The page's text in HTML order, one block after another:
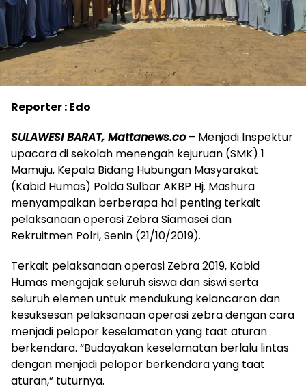
Reporter : Edo
SULAWESI BARAT, Mattanews.co– Menjadi Inspektur
upacara di sekolah menengah kejuruan (SMK) 1
Mamuju, Kepala Bidang Hubungan Masyarakat
(Kabid Humas) Polda Sulbar AKBP Hj. Mashura
menyampaikan berberapa hal penting terkait
pelaksanaan operasi Zebra Siamasei dan
Rekruitmen Polri, Senin (21/10/2019).
Terkait pelaksanaan operasi Zebra 2019, Kabid
Humas mengajak seluruh siswa dan siswi serta
seluruh elemen untuk mendukung kelancaran dan
kesuksesan pelaksanaan operasi zebra dengan cara
menjadi pelopor keselamatan yang taat aturan
berkendara. “Budayakan keselamatan berlalu lintas
dengan menjadi pelopor berkendara yang taat
aturan,” tuturnya.